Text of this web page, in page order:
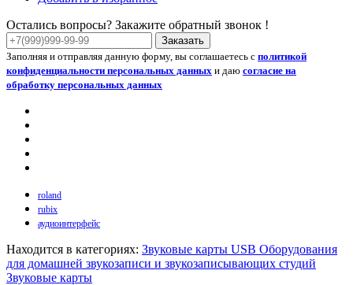
Остались вопросы? Закажите обратный звонок !
Заказать
Заполняя и отправляя данную форму, вы соглашаетесь с политикой
конфиденциальности персональных данных и даю согласие на
обработку персональных данных
roland
rubix
аудиоинтерфейс
Находится в категориях: Звуковые карты USB Оборудования
для домашней звукозаписи и звукозаписывающих студий
Звуковые карты